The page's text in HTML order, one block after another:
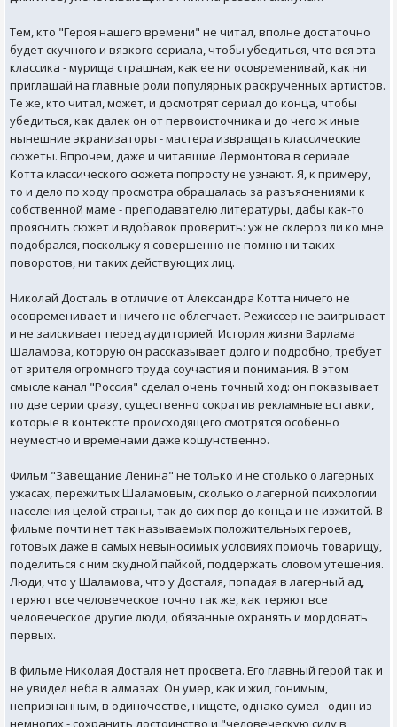
Тем, кто "Героя нашего времени" не читал, вполне достаточно
будет скучного и вязкого сериала, чтобы убедиться, что вся эта
классика - мурища страшная, как ее ни осовременивай, как ни
приглашай на главные роли популярных раскрученных артистов.
Те же, кто читал, может, и досмотрят сериал до конца, чтобы
убедиться, как далек он от первоисточника и до чего ж иные
нынешние экранизаторы - мастера извращать классические
сюжеты. Впрочем, даже и читавшие Лермонтова в сериале
Котта классического сюжета попросту не узнают. Я, к примеру,
то и дело по ходу просмотра обращалась за разъяснениями к
собственной маме - преподавателю литературы, дабы как-то
прояснить сюжет и вдобавок проверить: уж не склероз ли ко мне
подобрался, поскольку я совершенно не помню ни таких
поворотов, ни таких действующих лиц.
Николай Досталь в отличие от Александра Котта ничего не
осовременивает и ничего не облегчает. Режиссер не заигрывает
и не заискивает перед аудиторией. История жизни Варлама
Шаламова, которую он рассказывает долго и подробно, требует
от зрителя огромного труда соучастия и понимания. В этом
смысле канал "Россия" сделал очень точный ход: он показывает
по две серии сразу, существенно сократив рекламные вставки,
которые в контексте происходящего смотрятся особенно
неуместно и временами даже кощунственно.
Фильм "Завещание Ленина" не только и не столько о лагерных
ужасах, пережитых Шаламовым, сколько о лагерной психологии
населения целой страны, так до сих пор до конца и не изжитой. В
фильме почти нет так называемых положительных героев,
готовых даже в самых невыносимых условиях помочь товарищу,
поделиться с ним скудной пайкой, поддержать словом утешения.
Люди, что у Шаламова, что у Досталя, попадая в лагерный ад,
теряют все человеческое точно так же, как теряют все
человеческое другие люди, обязанные охранять и мордовать
первых.
В фильме Николая Досталя нет просвета. Его главный герой так и
не увидел неба в алмазах. Он умер, как и жил, гонимым,
непризнанным, в одиночестве, нищете, однако сумел - один из
немногих - сохранить достоинство и "человеческую силу в